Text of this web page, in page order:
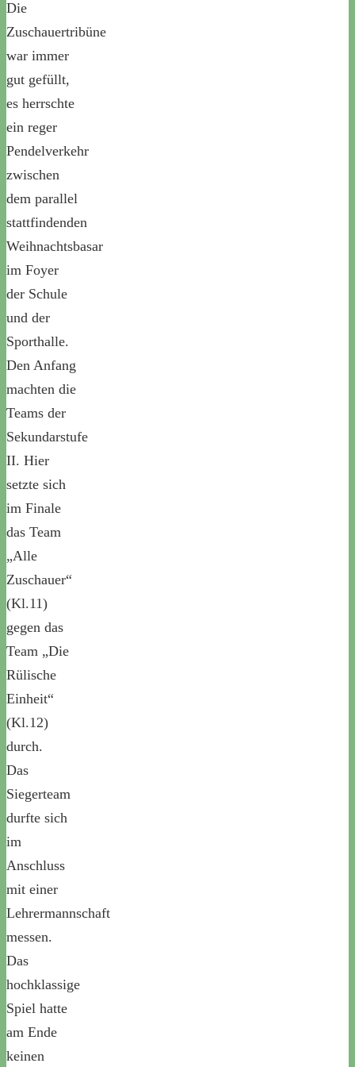
Die
Zuschauertribüne
war immer
gut gefüllt,
es herrschte
ein reger
Pendelverkehr
zwischen
dem parallel
stattfindenden
Weihnachtsbasar
im Foyer
der Schule
und der
Sporthalle.
Den Anfang
machten die
Teams der
Sekundarstufe
II. Hier
setzte sich
im Finale
das Team
„Alle
Zuschauer“
(Kl.11)
gegen das
Team „Die
Rülische
Einheit“
(Kl.12)
durch.
Das
Siegerteam
durfte sich
im
Anschluss
mit einer
Lehrermannschaft
messen.
Das
hochklassige
Spiel hatte
am Ende
keinen